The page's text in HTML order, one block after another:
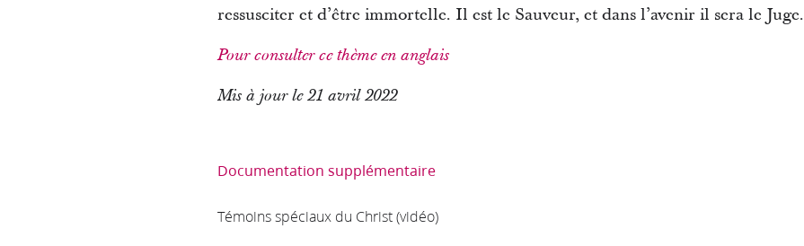
ressusciter et d’être immortelle. Il est le Sauveur, et dans l’avenir il sera le Juge.
Pour consulter ce thème en anglais
Mis à jour le 21 avril 2022
Documentation supplémentaire
Témoins spéciaux du Christ (vidéo)